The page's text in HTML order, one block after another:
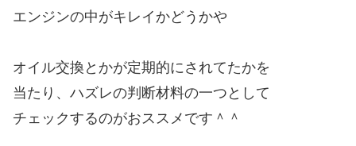
エンジンの中がキレイかどうかや
オイル交換とかが定期的にされてたかを
当たり、ハズレの判断材料の一つとして
チェックするのがおススメです＾＾